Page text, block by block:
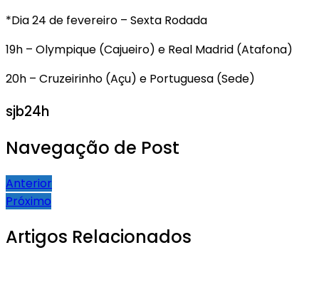
*Dia 24 de fevereiro – Sexta Rodada
19h – Olympique (Cajueiro) e Real Madrid (Atafona)
20h – Cruzeirinho (Açu) e Portuguesa (Sede)
sjb24h
Navegação de Post
Anterior
Próximo
Artigos Relacionados